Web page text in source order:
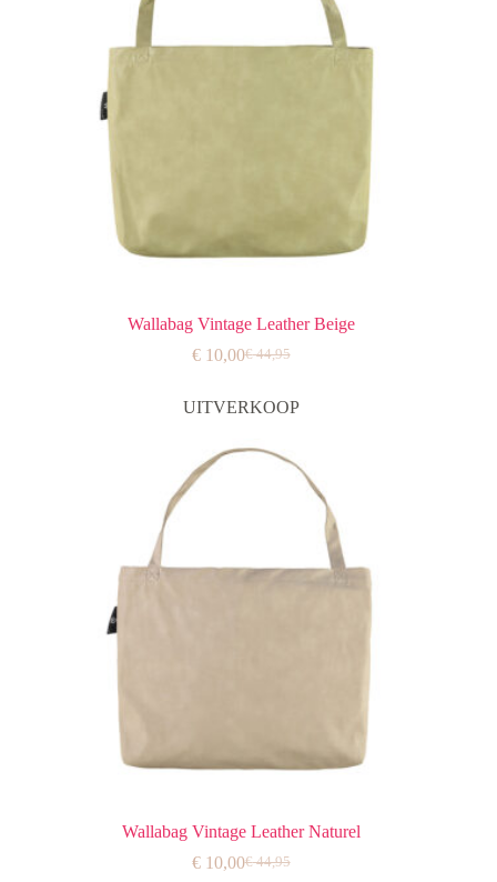
Wallabag Vintage Leather Beige
€44,95
Oorspronkelijke
was:
€10,00Huidige
is:
UITVERKOOP
Wallabag Vintage Leather Naturel
€44,95
Oorspronkelijke
€10,00Huidige